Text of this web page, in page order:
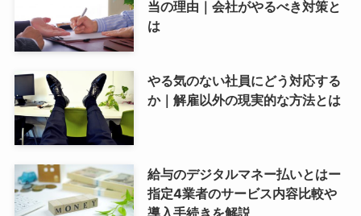
当の理由｜会社がやるべき対策と
は
やる気のない社員にどう対応する
か｜解雇以外の現実的な方法とは
給与のデジタルマネー払いとはー
指定4業者のサービス内容比較や
導入手続きを解説